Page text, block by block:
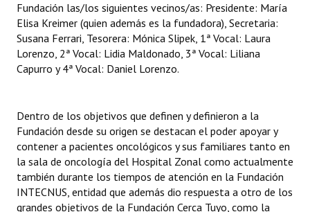
Fundación las/los siguientes vecinos/as: Presidente: María
Elisa Kreimer (quien además es la fundadora), Secretaria:
Susana Ferrari, Tesorera: Mónica Slipek, 1ª Vocal: Laura
Lorenzo, 2ª Vocal: Lidia Maldonado, 3ª Vocal: Liliana
Capurro y 4ª Vocal: Daniel Lorenzo.
Dentro de los objetivos que definen y definieron a la
Fundación desde su origen se destacan el poder apoyar y
contener a pacientes oncológicos y sus familiares tanto en
la sala de oncología del Hospital Zonal como actualmente
también durante los tiempos de atención en la Fundación
INTECNUS, entidad que además dio respuesta a otro de los
grandes objetivos de la Fundación Cerca Tuyo, como la